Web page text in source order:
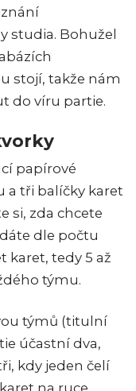
studia. Bohužel
stojí, takže nám
do víru partie.
papírové
a tři balíčky karet
si, zda chcete
dle počtu
karet, tedy 5 až
týmu.
týmů (titulní
účastní dva,
kdy jeden čelí
na ruce.